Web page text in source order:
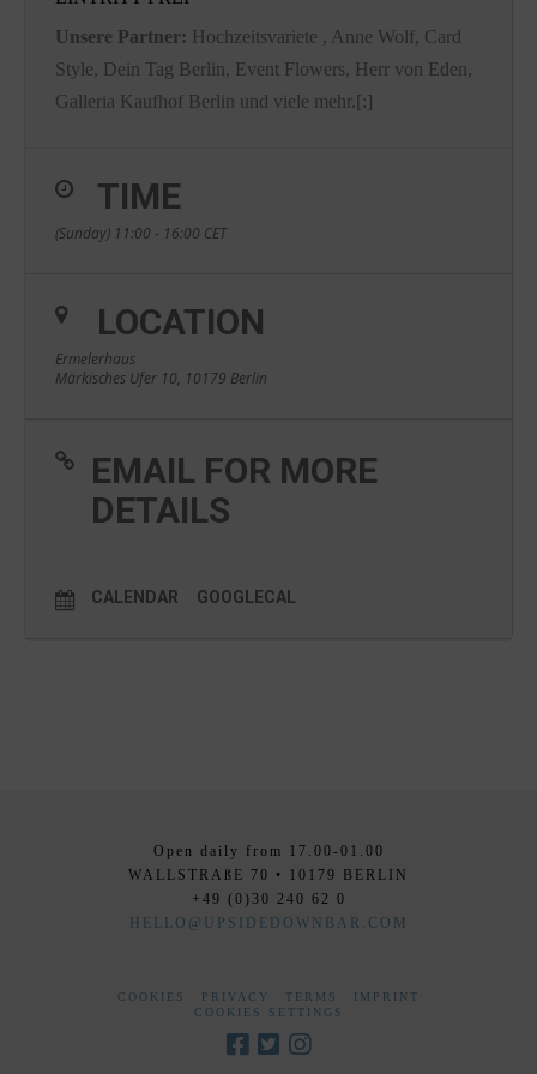
Unsere Partner: Hochzeitsvariete , Anne Wolf, Card
Style, Dein Tag Berlin, Event Flowers, Herr von Eden,
Galleria Kaufhof Berlin und viele mehr.[:]
TIME
(Sunday) 11:00 - 16:00 CET
LOCATION
Ermelerhaus
Märkisches Ufer 10, 10179 Berlin
EMAIL FOR MORE
DETAILS
CALENDAR GOOGLECAL
Open daily from 17.00-01.00
WALLSTRAßE 70 • 10179 BERLIN
+49 (0)30 240 62 0
HELLO@UPSIDEDOWNBAR.COM
COOKIES PRIVACY TERMS
IMPRINT
COOKIES SETTINGS